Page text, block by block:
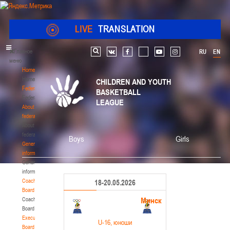
LIVE TRANSLATION
Главное
меню
Home
Home
Federation
Federation
About
federation
About
federation
General
information
General
information
Coaching
Board
Coaching
Board
Executive
Board
RU EN
Search vk facebook youtube instagram
CHILDREN AND YOUTH
BASKETBALL
LEAGUE
Boys Girls
18-20.05.2026
Минск
U-16 , юноши